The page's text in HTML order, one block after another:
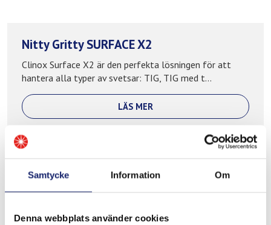
Samtycke Information Om
Denna webbplats använder cookies
Nitty Gritty SURFACE X2
Clinox Surface X2 är den perfekta lösningen för att
hantera alla typer av svetsar: TIG, TIG med t...
LÄS MER